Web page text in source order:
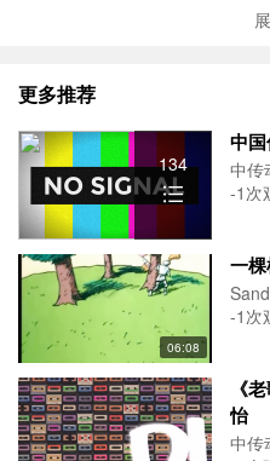
365 个日夜的心血，无数帧的细细
更多推荐
134
中
中传
-1次
06:08
一
Sand
-1次
《
怡
中传